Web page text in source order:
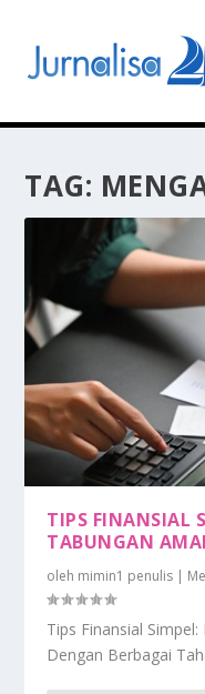
TAG:
TIPS FINANSIAL
TABUNGAN
oleh mimin1 penulis |
Tips Finansial
Dengan Berbagai